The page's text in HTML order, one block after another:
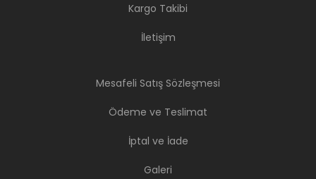
Kargo Takibi
İletişim
Mesafeli Satış Sözleşmesi
Ödeme ve Teslimat
İptal ve İade
Galeri